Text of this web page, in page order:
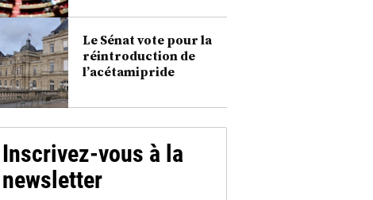
Le Sénat vote pour la
réintroduction de
l’acétamipride
Inscrivez-vous à la
newsletter